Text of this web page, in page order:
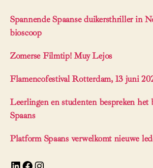
Spannende Spaanse duikersthriller in
bioscoop
Zomerse Filmtip! Muy Lejos
Flamencofestival Rotterdam, 13 juni
Leerlingen en studenten bespreken het
Spaans
Platform Spaans verwelkomt nieuwe